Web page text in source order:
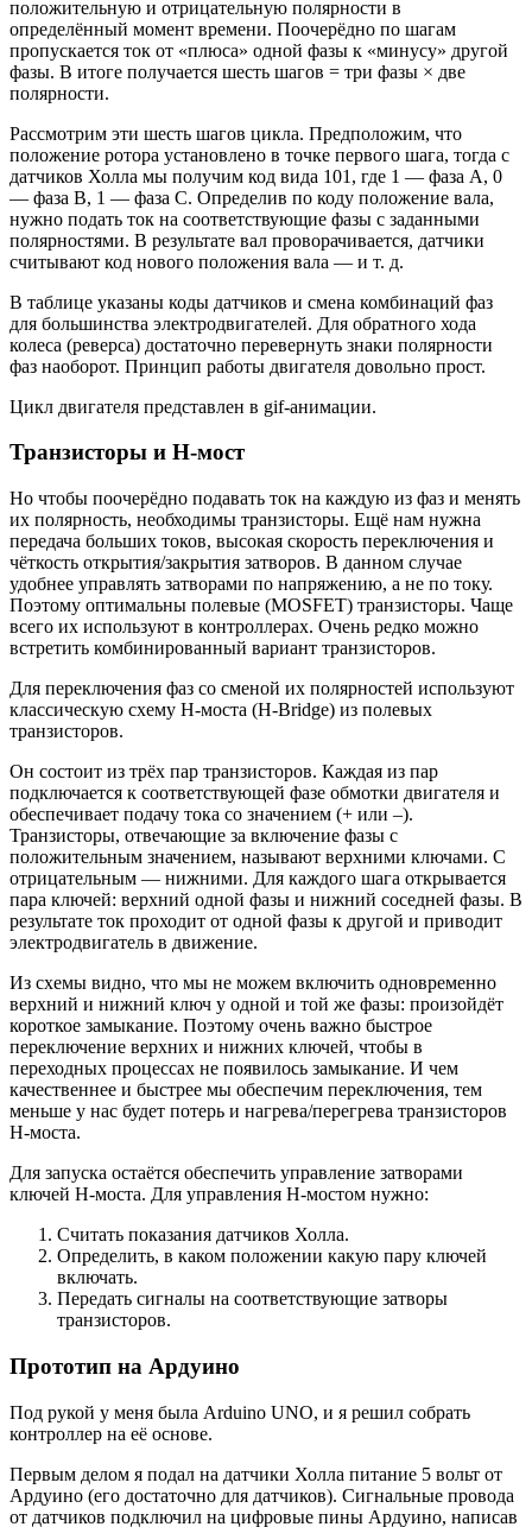
положительную и отрицательную полярности в
определённый момент времени. Поочерёдно по шагам
пропускается ток от «плюса» одной фазы к «минусу» другой
фазы. В итоге получается шесть шагов = три фазы × две
полярности.
Рассмотрим эти шесть шагов цикла. Предположим, что
положение ротора установлено в точке первого шага, тогда с
датчиков Холла мы получим код вида 101, где 1 — фаза А, 0
— фаза B, 1 — фаза С. Определив по коду положение вала,
нужно подать ток на соответствующие фазы с заданными
полярностями. В результате вал проворачивается, датчики
считывают код нового положения вала — и т. д.
В таблице указаны коды датчиков и смена комбинаций фаз
для большинства электродвигателей. Для обратного хода
колеса (реверса) достаточно перевернуть знаки полярности
фаз наоборот. Принцип работы двигателя довольно прост.
Цикл двигателя представлен в gif-анимации.
Транзисторы и Н-мост
Но чтобы поочерёдно подавать ток на каждую из фаз и менять
их полярность, необходимы транзисторы. Ещё нам нужна
передача больших токов, высокая скорость переключения и
чёткость открытия/закрытия затворов. В данном случае
удобнее управлять затворами по напряжению, а не по току.
Поэтому оптимальны полевые (MOSFET) транзисторы. Чаще
всего их используют в контроллерах. Очень редко можно
встретить комбинированный вариант транзисторов.
Для переключения фаз со сменой их полярностей используют
классическую схему Н-моста (H-Bridge) из полевых
транзисторов.
Он состоит из трёх пар транзисторов. Каждая из пар
подключается к соответствующей фазе обмотки двигателя и
обеспечивает подачу тока со значением (+ или –).
Транзисторы, отвечающие за включение фазы с
положительным значением, называют верхними ключами. С
отрицательным — нижними. Для каждого шага открывается
пара ключей: верхний одной фазы и нижний соседней фазы. В
результате ток проходит от одной фазы к другой и приводит
электродвигатель в движение.
Из схемы видно, что мы не можем включить одновременно
верхний и нижний ключ у одной и той же фазы: произойдёт
короткое замыкание. Поэтому очень важно быстрое
переключение верхних и нижних ключей, чтобы в
переходных процессах не появилось замыкание. И чем
качественнее и быстрее мы обеспечим переключения, тем
меньше у нас будет потерь и нагрева/перегрева транзисторов
H-моста.
Для запуска остаётся обеспечить управление затворами
ключей H-моста. Для управления H-мостом нужно:
Считать показания датчиков Холла.
Определить, в каком положении какую пару ключей
включать.
Передать сигналы на соответствующие затворы
транзисторов.
Прототип на Ардуино
Под рукой у меня была Arduino UNO, и я решил собрать
контроллер на её основе.
Первым делом я подал на датчики Холла питание 5 вольт от
Ардуино (его достаточно для датчиков). Сигнальные провода
от датчиков подключил на цифровые пины Ардуино, написав